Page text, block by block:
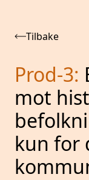
Tilbake
Prod-3:
mot
kun for